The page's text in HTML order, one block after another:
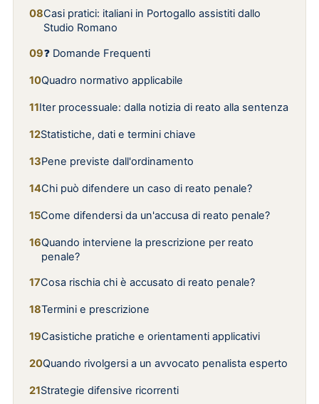
Casi pratici: italiani in Portogallo assistiti dallo
Studio Romano
❓ Domande Frequenti
Quadro normativo applicabile
Iter processuale: dalla notizia di reato alla sentenza
Statistiche, dati e termini chiave
Pene previste dall'ordinamento
Chi può difendere un caso di reato penale?
Come difendersi da un'accusa di reato penale?
Quando interviene la prescrizione per reato
penale?
Cosa rischia chi è accusato di reato penale?
Termini e prescrizione
Casistiche pratiche e orientamenti applicativi
Quando rivolgersi a un avvocato penalista esperto
Strategie difensive ricorrenti